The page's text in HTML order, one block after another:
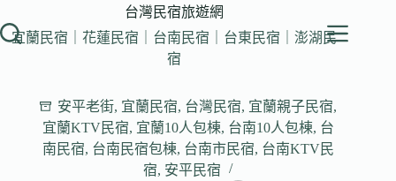
至
台灣民宿旅遊網
宜蘭民宿｜花蓮民宿｜台南民宿｜台東民宿｜澎湖民
宿
安平老街, 宜蘭民宿, 台灣民宿, 宜蘭親子民宿,
宜蘭KTV民宿, 宜蘭10人包棟, 台南10人包棟, 台
南民宿, 台南民宿包棟, 台南市民宿, 台南KTV民
宿, 安平民宿